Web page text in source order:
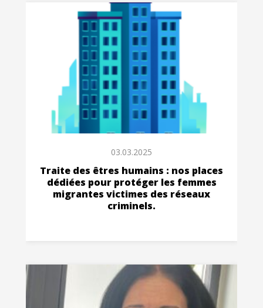
03.03.2025
Traite des êtres humains : nos places
dédiées pour protéger les femmes
migrantes victimes des réseaux
criminels.